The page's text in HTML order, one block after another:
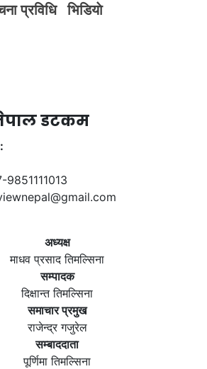
प्रविधि भिडियाे
डटकम
9851111013
अध्यक्ष
माधव प्रसाद तिमल्सिना
सम्पादक
दिक्षान्त तिमल्सिना
समाचार प्रमुख
राजेन्द्र गजुरेल
सम्बाददाता
पूर्णिमा तिमल्सिना